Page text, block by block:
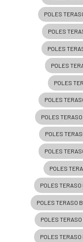
POLES
POLES
POLES
POLES
POLES
POLES
POLES
POLES
POLES
POLES
POLES TERASO
POLES TERASO
POLES
POLES TERASO